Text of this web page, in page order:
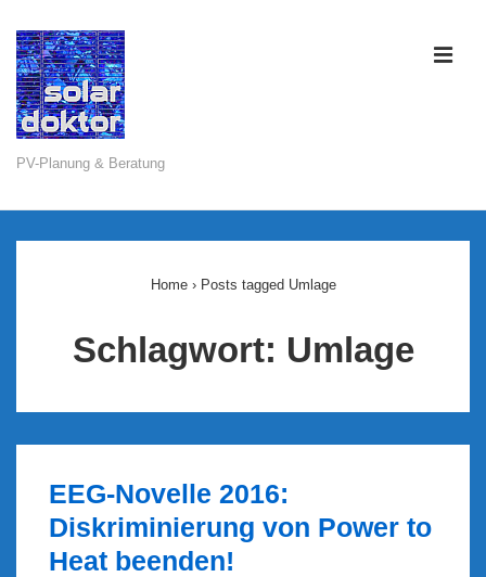
Zum
Inhalt
PV-Planung & Beratung
Home › Posts tagged Umlage
Schlagwort: Umlage
EEG-Novelle 2016:
Diskriminierung von Power to
Heat beenden!